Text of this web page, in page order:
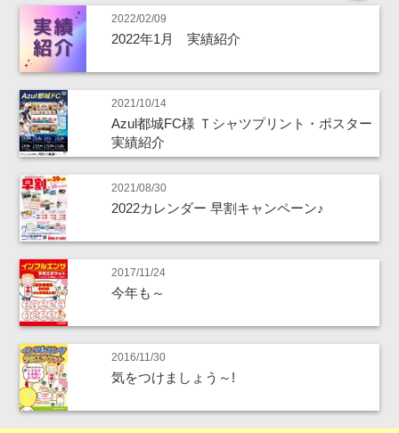
2022/02/09
2022年1月 実績紹介
2021/10/14
Azul都城FC様 Ｔシャツプリント・ポスター
実績紹介
2021/08/30
2022カレンダー 早割キャンペーン♪
2017/11/24
今年も～
2016/11/30
気をつけましょう～!